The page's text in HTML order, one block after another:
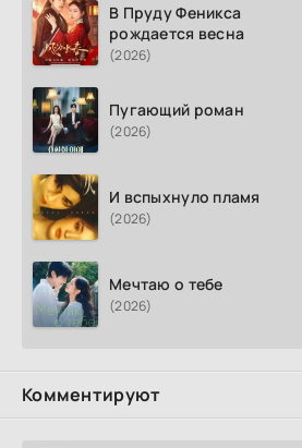
В Пруду Феникса
рождается весна
(2026)
Пугающий роман
(2026)
И вспыхнуло пламя
(2026)
Мечтаю о тебе
(2026)
Комментируют